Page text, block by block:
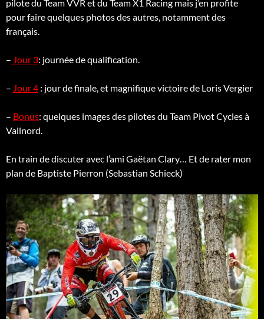
pilote du Team VVR et du Team X1 Racing mais j’en profite
pour faire quelques photos des autres, notamment des
français.
– Jour 3: journée de qualification.
– Jour 4 : jour de finale, et magnifique victoire de Loris Vergier
– Bonus: quelques images des pilotes du Team Pivot Cycles à
Vallnord.
En train de discuter avec l’ami Gaëtan Clary… Et de rater mon
plan de Baptiste Pierron (Sebastian Schieck)